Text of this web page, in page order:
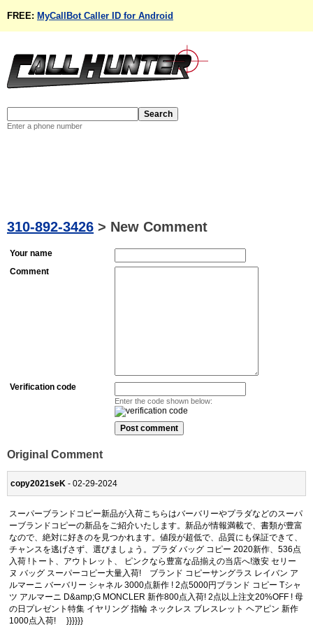
FREE: MyCallBot Caller ID for Android
Enter a phone number
310-892-3426 > New Comment
Your name
Comment
Verification code
Enter the code shown below:
Original Comment
copy2021seK - 02-29-2024
スーパーブランドコピー新品が入荷こちらはバーバリーやプラダなどのスーパ
ーブランドコピーの新品をご紹介いたします。新品が情報満載で、書類が豊富
なので、絶対に好きのを見つかれます。値段が超低で、品質にも保証できて、
チャンスを逃げさず、選びましょう。プラダ バッグ コピー 2020新作、536点
入荷 !トート、アウトレット、 ピンクなら豊富な品揃えの当店へ!激安 セリー
ヌ バッグ スーパーコピー大量入荷! ブランド コピーサングラス レイバン ア
ルマーニ バーバリー シャネル 3000点新作 ! 2点5000円ブランド コピー Tシャ
ツ アルマーニ D&amp;G MONCLER 新作800点入荷! 2点以上注文20%OFF ! 母
の日プレゼント特集 イヤリング 指輪 ネックレス ブレスレット ヘアピン 新作
1000点入荷! }}}}}}